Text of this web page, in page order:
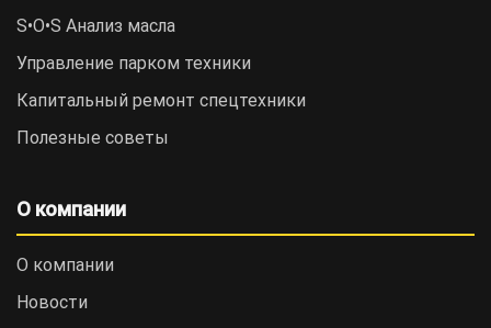
S•O•S Анализ масла
Управление парком техники
Капитальный ремонт спецтехники
Полезные советы
О компании
О компании
Новости